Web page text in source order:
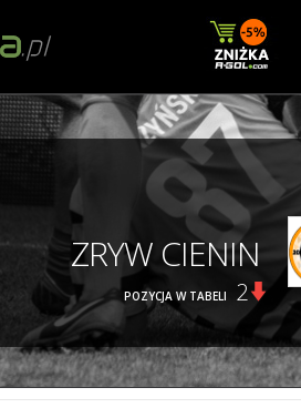
ZRYW CIENIN
2
POZYCJA W TABELI